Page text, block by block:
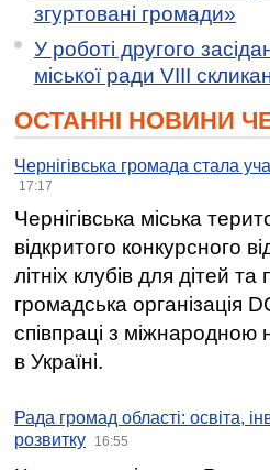
згуртовані громади»
У роботі другого
міської ради VIII
ОСТАННІ НОВИНИ
Чернігівська громада стала
17:17
Чернігівська міська
відкритого конкурсного
літніх клубів для дітей
громадська організація
співпраці з
в Україні.
Рада громад області: освіта,
розвитку
16:55